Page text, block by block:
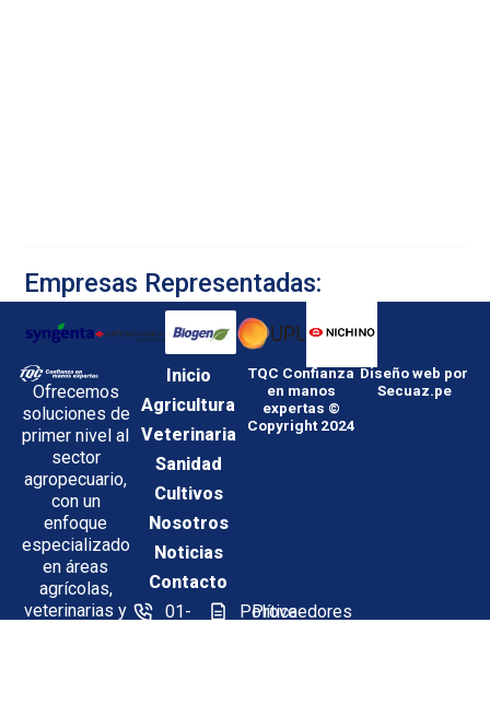
Empresas Representadas:
Ofrecemos
soluciones de
primer nivel al
sector
agropecuario,
con un
enfoque
especializado
en áreas
agrícolas,
veterinarias y
Inicio
Agricultura
Veterinaria
Sanidad
Cultivos
Nosotros
Noticias
Contacto
01-
Política
Proveedores
TQC Confianza
en manos
expertas ©
Copyright 2024
Diseño web por
Secuaz.pe